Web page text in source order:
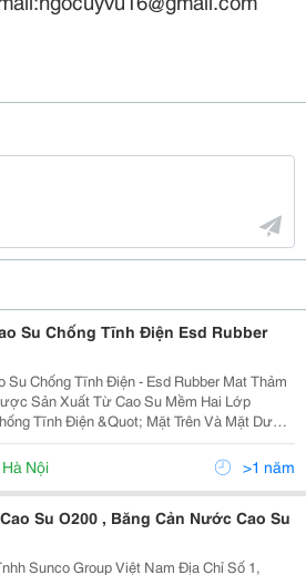
Su Chống Tĩnh Điện Esd Rubber
Chống Tĩnh Điện - Esd Rubber Mat Thảm
Sản Xuất Từ Cao Su Mềm Hai Lớp
Tĩnh Điện &Quot; Mặt Trên Và Mặt Dưới
Truyền Dẫn Điện &Quot; . Mặt Trên Dầy 0.5
Chống Tĩnh Điện. Lớp Dưới Dầy 1.5 Mm Là
Truyền Dẫn Điện
Hà Nội >1 năm
Su O200 , Băng Cản Nước Cao Su
Sunco Group Việt Nam Địa Chỉ Số 1,